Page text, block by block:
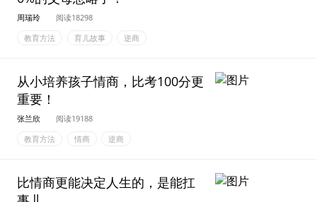
周瑞玲
阅读18298
教育方法
育儿故事 逆商
从小培养孩子情商，比考100分更
重要！
张兰欣
阅读19188
教育方法
情商 逆商
比情商更能决定人生的，是能扛